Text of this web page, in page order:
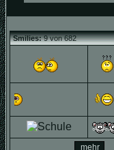
Smilies:9 von 682